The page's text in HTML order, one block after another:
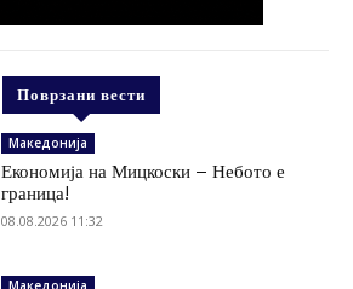
Поврзани вести
Македонија
Економија на Мицкоски – Небото е
граница!
08.08.2026 11:32
Македонија